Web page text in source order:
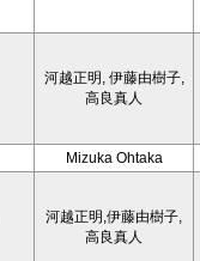
河越正明, 伊藤由樹子,
高良真人
Mizuka Ohtaka
河越正明,伊藤由樹子,
高良真人